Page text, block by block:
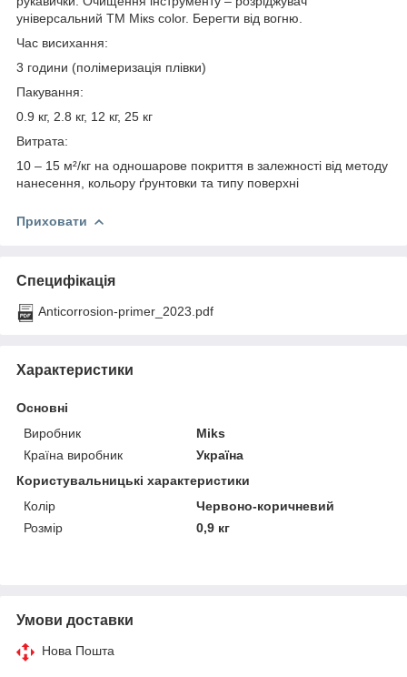
універсальний ТМ Мікs color. Берегти від вогню.
Час висихання:
3 години (полімеризація плівки)
Пакування:
0.9 кг, 2.8 кг, 12 кг, 25 кг
Витрата:
10 – 15 м²/кг на одношарове покриття в залежності від методу
нанесення, кольору ґрунтовки та типу поверхні
Приховати
Специфікація
Anticorrosion-primer_2023.pdf
Характеристики
Основні
Виробник
Miks
Країна виробник
Україна
Користувальницькі характеристики
Колір
Червоно-коричневий
Розмір
0,9 кг
Умови доставки
Нова Пошта